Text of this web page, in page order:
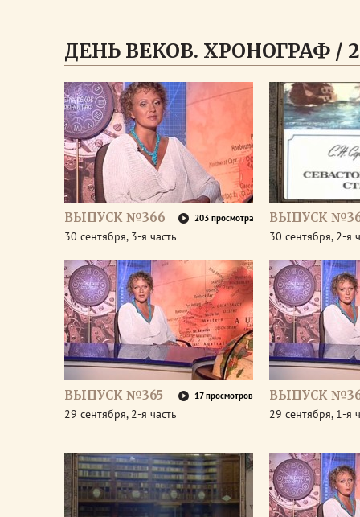
ДЕНЬ ВЕКОВ. ХРОНОГРАФ /
ВЫПУСК №366 203 просмотра
30 сентября, 3-я часть
ВЫПУСК
30 сентября, 2-я
ВЫПУСК №365 17 просмотров
29 сентября, 2-я часть
ВЫПУСК
29 сентября, 1-я